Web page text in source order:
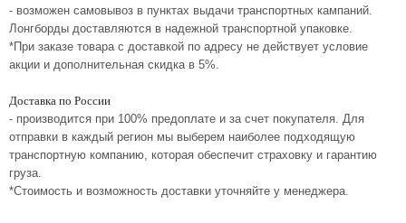
- возможен самовывоз в пунктах выдачи транспортных кампаний.
Лонгборды доставляются в надежной транспортной упаковке.
*При заказе товара с доставкой по адресу не действует условие
акции и дополнительная скидка в 5%.
Доставка по России
- производится при 100% предоплате и за счет покупателя. Для
отправки в каждый регион мы выберем наиболее подходящую
транспортную компанию, которая обеспечит страховку и гарантию
груза.
*Стоимость и возможность доставки уточняйте у менеджера.